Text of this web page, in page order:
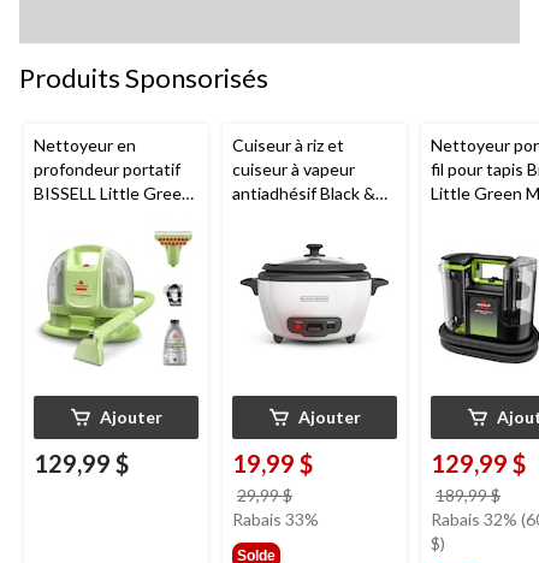
Produits Sponsorisés
Nettoyeur en
profondeur portatif
BISSELL Little Green
tapis et tissus
d'ameublement
Ajouter
129,99 $
Cuiseur à riz et
cuiseur à vapeur
antiadhésif Black &
Ajouter
19,99 $
29,99 $
était
Rabais 33%
Solde
Nettoyeur
fil pour tapis
Little Green
129,99 $
189,99 $
était
Rabais 32%
$)